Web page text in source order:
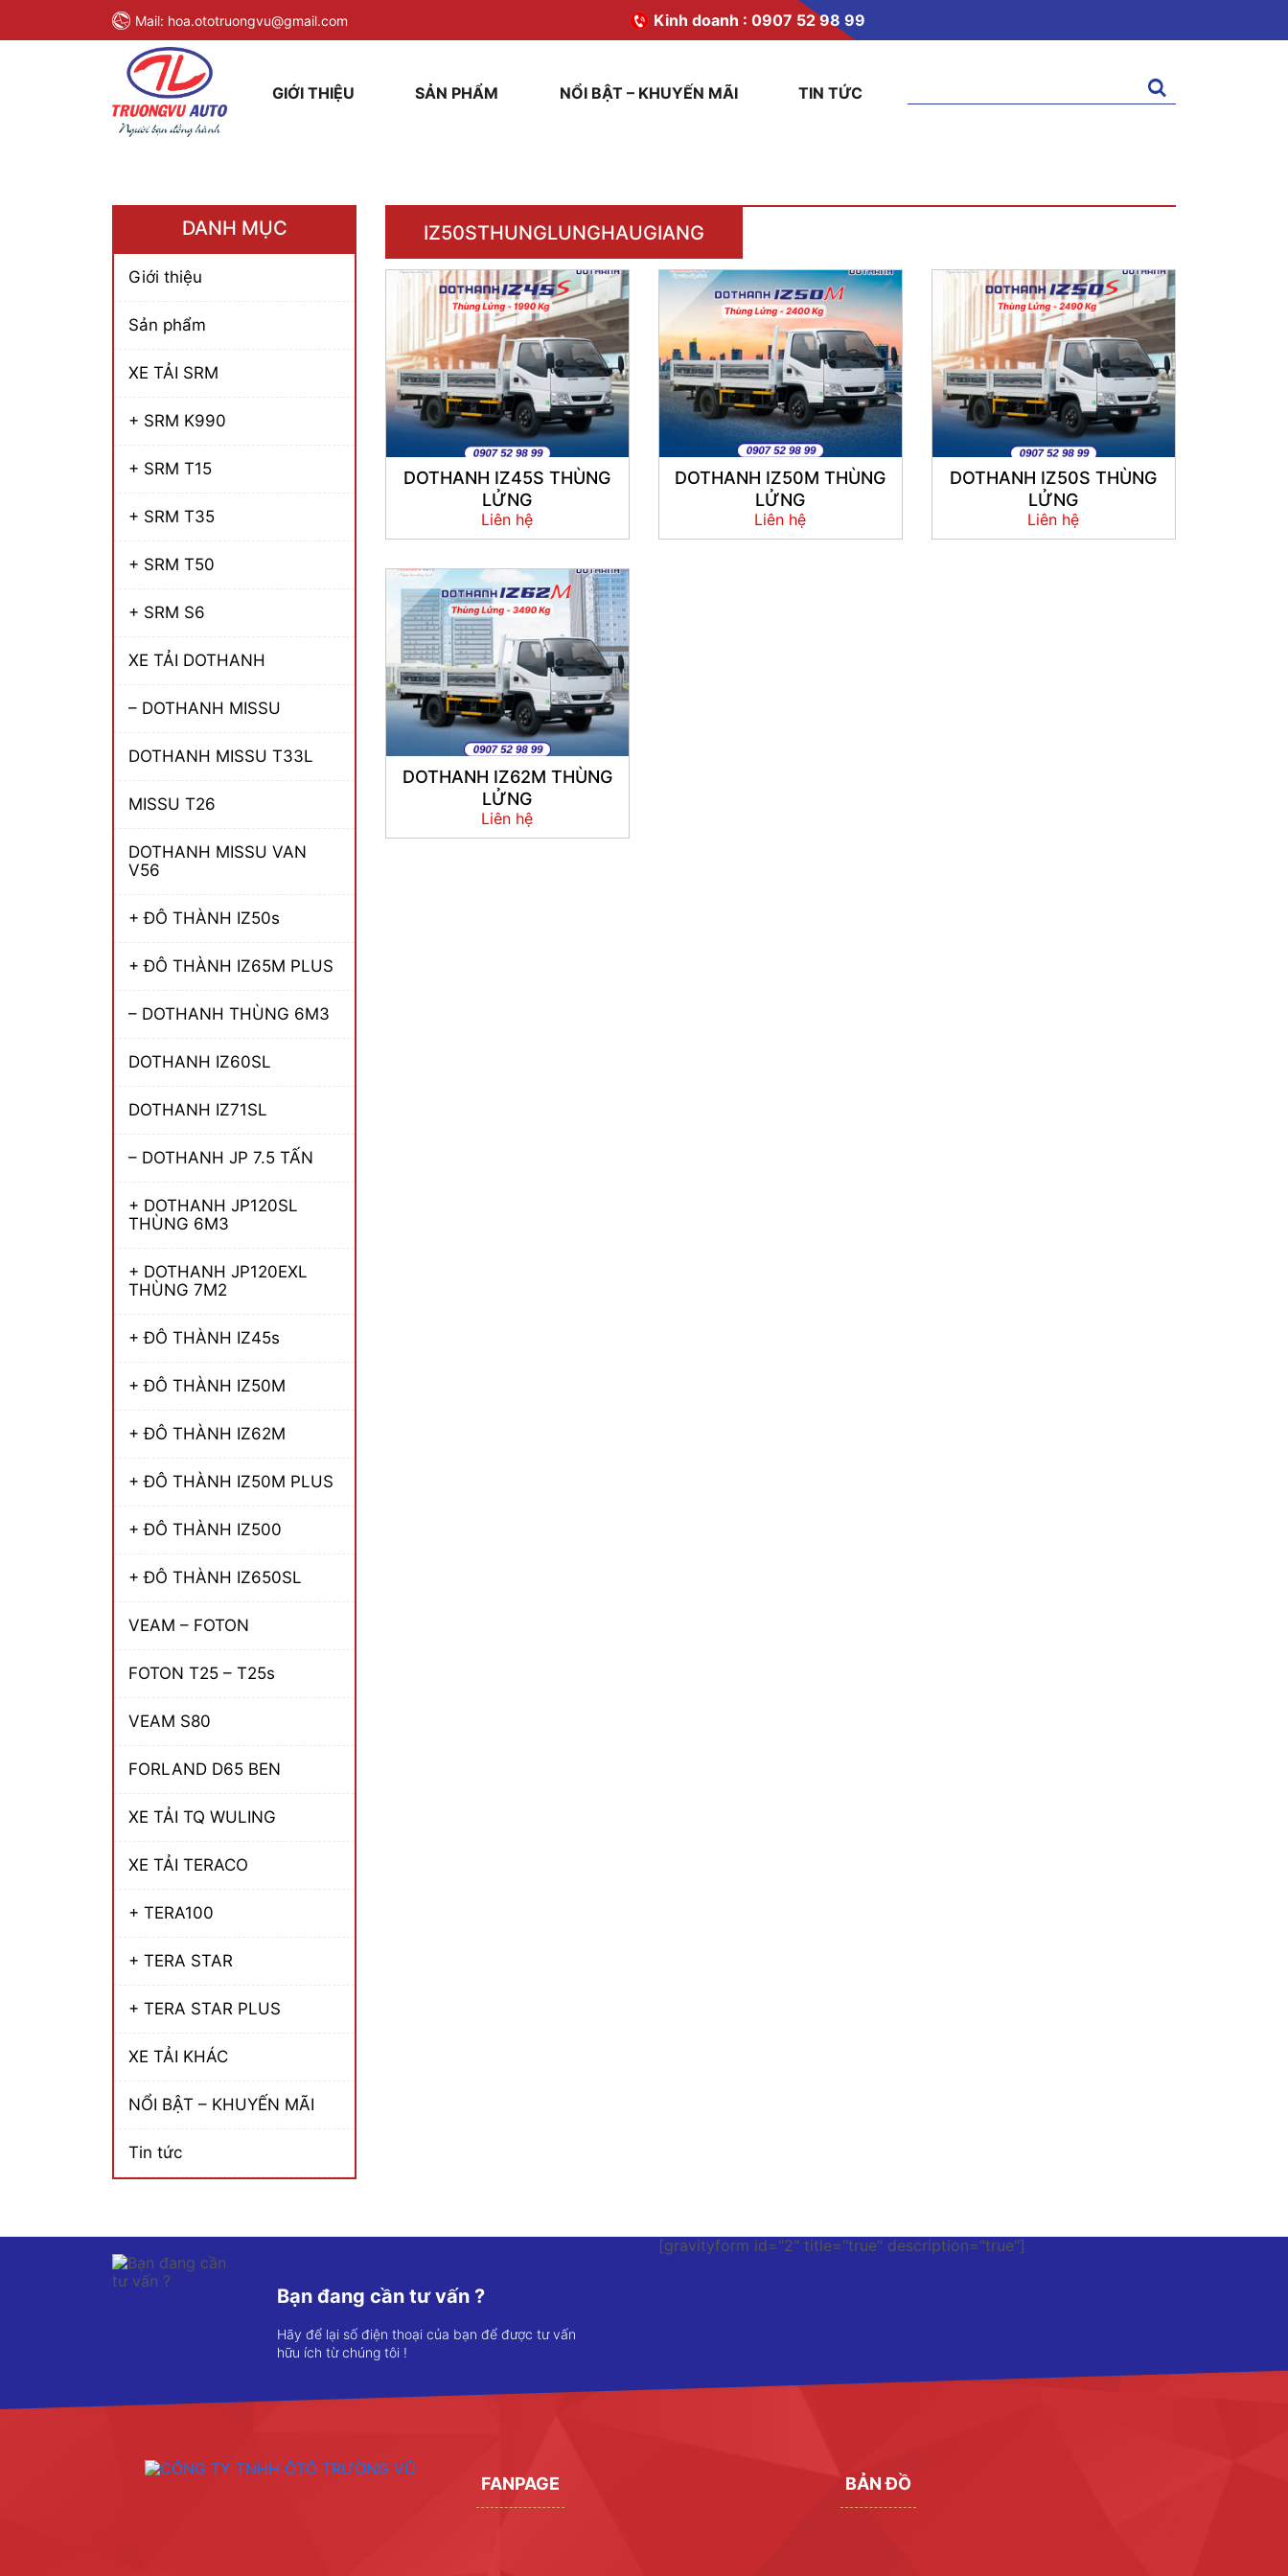
Mail: hoa.ototruongvu@gmail.com Kinh doanh : 0907 52 98 99
GIỚI THIỆU SẢN PHẨM NỔI BẬT – KHUYẾN MÃI TIN TỨC
kiếm:
DANH MỤC
Giới thiệu
Sản phẩm
XE TẢI SRM
+ SRM K990
+ SRM T15
+ SRM T35
+ SRM T50
+ SRM S6
XE TẢI DOTHANH
– DOTHANH MISSU
DOTHANH MISSU T33L
MISSU T26
DOTHANH MISSU VAN
V56
+ ĐÔ THÀNH IZ50s
+ ĐÔ THÀNH IZ65M PLUS
– DOTHANH THÙNG 6M3
DOTHANH IZ60SL
DOTHANH IZ71SL
– DOTHANH JP 7.5 TẤN
+ DOTHANH JP120SL
THÙNG 6M3
+ DOTHANH JP120EXL
THÙNG 7M2
+ ĐÔ THÀNH IZ45s
+ ĐÔ THÀNH IZ50M
+ ĐÔ THÀNH IZ62M
+ ĐÔ THÀNH IZ50M PLUS
+ ĐÔ THÀNH IZ500
+ ĐÔ THÀNH IZ650SL
VEAM – FOTON
FOTON T25 – T25s
VEAM S80
FORLAND D65 BEN
XE TẢI TQ WULING
XE TẢI TERACO
+ TERA100
+ TERA STAR
+ TERA STAR PLUS
XE TẢI KHÁC
NỔI BẬT – KHUYẾN MÃI
Tin tức
IZ50STHUNGLUNGHAUGIANG
DOTHANH IZ45S THÙNG
LỬNG
Liên hệ
DOTHANH IZ50M THÙNG
LỬNG
Liên hệ
DOTHANH IZ50S THÙNG
LỬNG
Liên hệ
DOTHANH IZ62M THÙNG
LỬNG
Liên hệ
Bạn đang cần tư vấn ?
Hãy để lại số điện thoại của bạn để được tư vấn
hữu ích từ chúng tôi !
[gravityform id="2" title="true" description="true"]
FANPAGE BẢN ĐỒ